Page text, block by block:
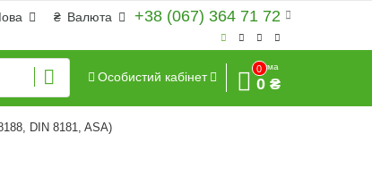
+38 (067) 364 71 72
₴ Валюта
Особистий кабінет
0
Сума
0 ₴
DIN 8181, ASA)